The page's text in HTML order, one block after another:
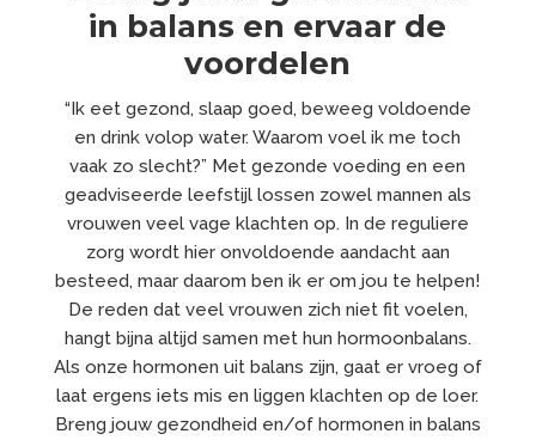
in balans en ervaar de
voordelen
“Ik eet gezond, slaap goed, beweeg voldoende
en drink volop water. Waarom voel ik me toch
vaak zo slecht?” Met gezonde voeding en een
geadviseerde leefstijl lossen zowel mannen als
vrouwen veel vage klachten op. In de reguliere
zorg wordt hier onvoldoende aandacht aan
besteed, maar daarom ben ik er om jou te helpen!
De reden dat veel vrouwen zich niet fit voelen,
hangt bijna altijd samen met hun hormoonbalans.
Als onze hormonen uit balans zijn, gaat er vroeg of
laat ergens iets mis en liggen klachten op de loer.
Breng jouw gezondheid en/of hormonen in balans